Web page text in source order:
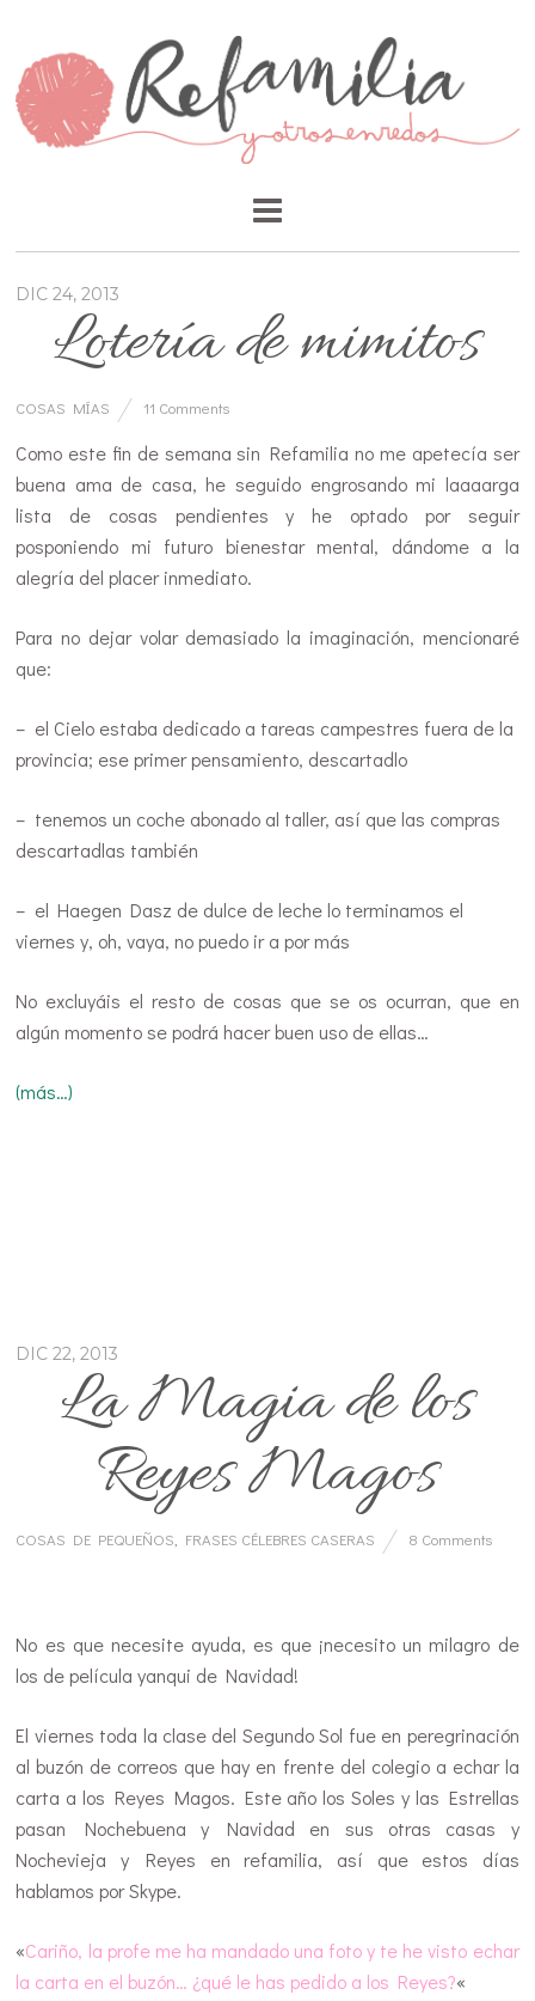
DIC 24, 2013
Lotería de mimitos
COSAS MÍAS 11 Comments
Como este fin de semana sin Refamilia no me apetecía ser
buena ama de casa, he seguido engrosando mi laaaarga
lista de cosas pendientes y he optado por seguir
posponiendo mi futuro bienestar mental, dándome a la
alegría del placer inmediato.
Para no dejar volar demasiado la imaginación, mencionaré
que:
– el Cielo estaba dedicado a tareas campestres fuera de la
provincia; ese primer pensamiento, descartadlo
– tenemos un coche abonado al taller, así que las compras
descartadlas también
– el Haegen Dasz de dulce de leche lo terminamos el
viernes y, oh, vaya, no puedo ir a por más
No excluyáis el resto de cosas que se os ocurran, que en
algún momento se podrá hacer buen uso de ellas…
(más…)
DIC 22, 2013
La Magia de los
Reyes Magos
COSAS DE PEQUEÑOS FRASES CÉLEBRES CASERAS 8 Comments
No es que necesite ayuda, es que ¡necesito un milagro de
los de película yanqui de Navidad!
El viernes toda la clase del Segundo Sol fue en peregrinación
al buzón de correos que hay en frente del colegio a echar la
carta a los Reyes Magos. Este año los Soles y las Estrellas
pasan Nochebuena y Navidad en sus otras casas y
Nochevieja y Reyes en refamilia, así que estos días
hablamos por Skype.
«Cariño, la profe me ha mandado una foto y te he visto echar
la carta en el buzón… ¿qué le has pedido a los Reyes?«